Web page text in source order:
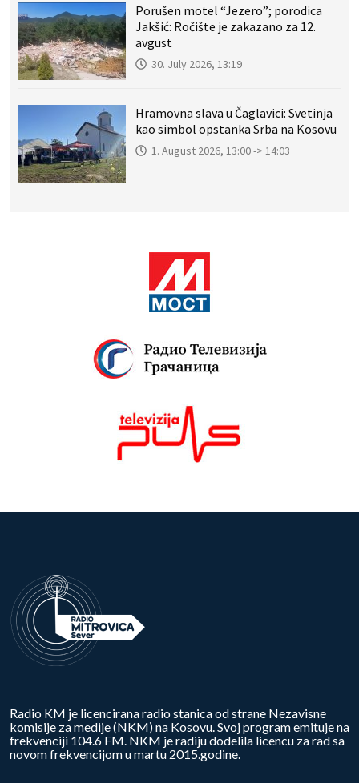
Porušen motel “Jezero”; porodica
Jakšić: Ročište je zakazano za 12.
avgust
30. July 2026, 13:19
Hramovna slava u Čaglavici: Svetinja
kao simbol opstanka Srba na Kosovu
1. August 2026, 13:00 -> 14:03
Radio KM je licencirana radio stanica od strane Nezavisne
komisije za medije (NKM) na Kosovu. Svoj program emituje na
frekvenciji 104.6 FM. NKM je radiju dodelila licencu za rad sa
novom frekvencijom u martu 2015.godine.